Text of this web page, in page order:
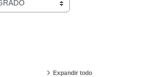
Expandir todo